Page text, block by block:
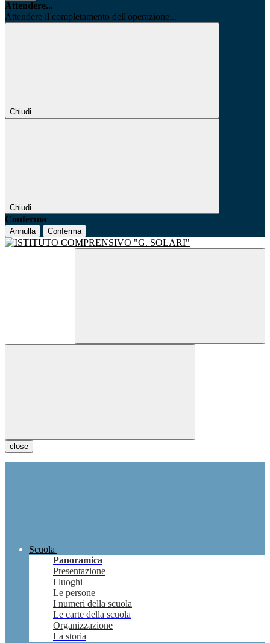
Attendere...
Attendere il completamento dell'operazione...
Chiudi
Chiudi
Conferma
Annulla Conferma
close
Scuola
Panoramica
Presentazione
I luoghi
Le persone
I numeri della scuola
Le carte della scuola
Organizzazione
La storia